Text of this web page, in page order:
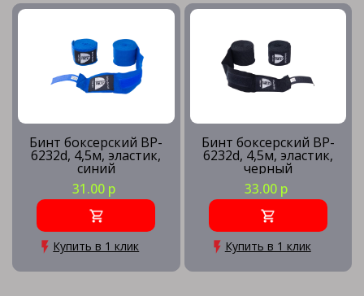
Бинт боксерский BP-
6232d, 4,5м, эластик,
синий
31.00 р
Купить в 1 клик
Бинт боксерский BP-
6232d, 4,5м, эластик,
черный
33.00 р
Купить в 1 клик